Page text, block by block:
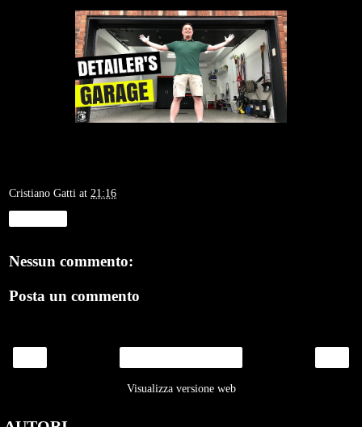
Cristiano Gatti at 21:16
Nessun commento:
Posta un commento
Visualizza versione web